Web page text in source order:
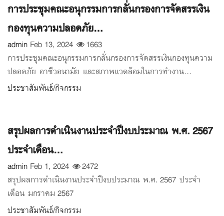
การประชุมคณะอนุกรรมการกลั่นกรองการจัดสรรเงิน
กองทุนความปลอดภัย...
admin Feb 13, 2024
1663
การประชุมคณะอนุกรรมการกลั่นกรองการจัดสรรเงินกองทุนความ
ปลอดภัย อาชีวอนามัย และสภาพแวดล้อมในการทำงาน...
ประชาสัมพันธ์/กิจกรรม
สรุปผลการดำเนินงานประจำปีงบประมาณ พ.ศ. 2567
ประจำเดือน...
admin Feb 1, 2024
2472
สรุปผลการดำเนินงานประจำปีงบประมาณ พ.ศ. 2567 ประจำ
เดือน มกราคม 2567
ประชาสัมพันธ์/กิจกรรม